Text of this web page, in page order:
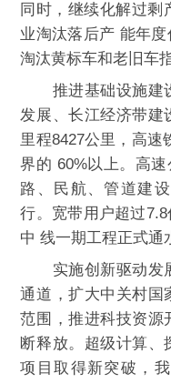
同时，继续化解过剩
业淘汰落后产 能年度
淘汰黄标车和老旧车
推进基础设施建设
发展、长江经济带建
里程8427公里，高速
界的 60%以上。高
路、民航、管道建
行。宽带用户超过
中 线一期工程正式通
实施创新驱动发
通道，扩大中关村国
范围，推进科技资源
断释放。超级计算、
项目取得新突破，